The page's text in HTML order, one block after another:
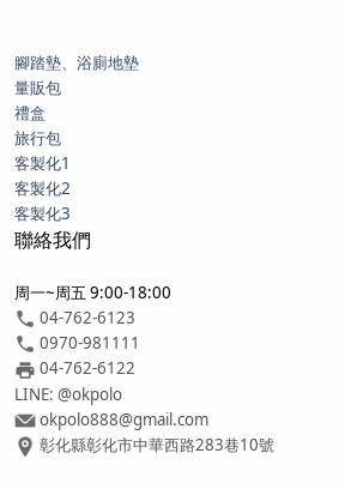
腳踏墊、浴廁地墊
量販包
禮盒
旅行包
客製化1
客製化2
客製化3
聯絡我們
周一~周五 9:00-18:00
04-762-6123
0970-981111
04-762-6122
LINE: @okpolo
okpolo888@gmail.com
彰化縣彰化市中華西路283巷10號